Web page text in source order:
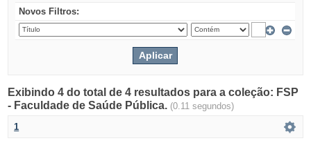
Novos Filtros:
Exibindo 4 do total de 4 resultados para a coleção: FSP
- Faculdade de Saúde Pública. (0.11 segundos)
1